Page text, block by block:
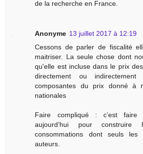
de la recherche en France.
Anonyme 13 juillet 2017 à 12:19
Cessons de parler de fiscalité
maitriser. La seule chose dont
qu'elle est incluse dans le prix
directement ou
composantes du prix donné à
nationales
Faire compliqué : c’est
aujourd’hui pour
consommations dont seuls
auteurs.